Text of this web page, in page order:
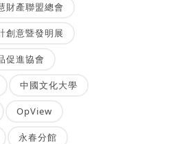
財產聯盟總會
創意暨發明展
促進協會
中國文化大學
OpView
永春分館